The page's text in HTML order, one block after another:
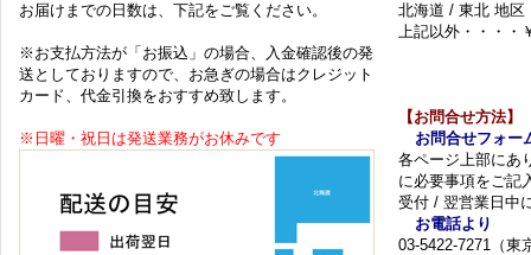
お届けまでの日数は、下記をご覧ください。
※お支払方法が「お振込」の場合、入金確認後の発
送としておりますので、お急ぎの場合はクレジット
カード、代金引換をおすすめ致します。
※日曜・祝日は発送業務がお休みです
北海道 / 東北 地区
上記以外・・・・
【お問合せ方法】
お問合せフォー
各ページ上部にあ
に必要事項をご記
受付 / 翌営業日中
お電話より
03-5422-7271（東